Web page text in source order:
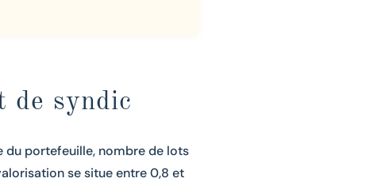
de syndic
du portefeuille, nombre de lots
se situe entre 0,8 et